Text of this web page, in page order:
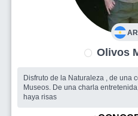
Disfruto de la Naturaleza , de una
Museos. De una charla
haya risas